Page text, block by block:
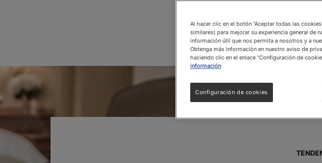
Al hacer clic en el botón "Aceptar todas las
similares) para mejorar su experiencia general de
información útil que nos permita a nosotros y a
Obtenga más información en nuestro aviso de
haciendo clic en el enlace "Configuración de
información
Configuración de cookies